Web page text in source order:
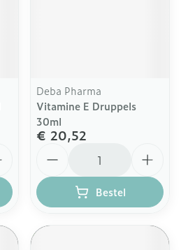
Deba Pharma
Vitamine E Druppels
30ml
€ 20,52
Bestel